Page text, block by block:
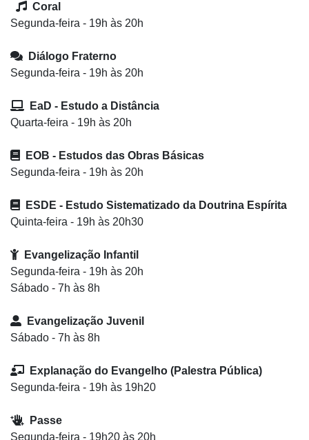
Coral
Segunda-feira - 19h às 20h
Diálogo Fraterno
Segunda-feira - 19h às 20h
EaD - Estudo a Distância
Quarta-feira - 19h às 20h
EOB - Estudos das Obras Básicas
Segunda-feira - 19h às 20h
ESDE - Estudo Sistematizado da Doutrina Espírita
Quinta-feira - 19h às 20h30
Evangelização Infantil
Segunda-feira - 19h às 20h
Sábado - 7h às 8h
Evangelização Juvenil
Sábado - 7h às 8h
Explanação do Evangelho (Palestra Pública)
Segunda-feira - 19h às 19h20
Passe
Segunda-feira - 19h20 às 20h